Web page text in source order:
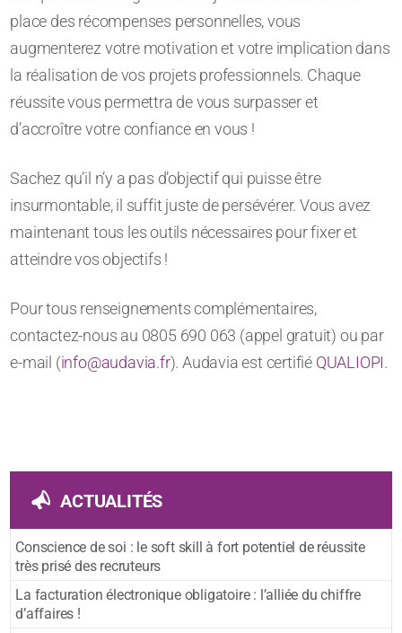
place des récompenses personnelles, vous
augmenterez votre motivation et votre implication dans
la réalisation de vos projets professionnels. Chaque
réussite vous permettra de vous surpasser et
d’accroître votre confiance en vous !
Sachez qu’il n’y a pas d’objectif qui puisse être
insurmontable, il suffit juste de persévérer. Vous avez
maintenant tous les outils nécessaires pour fixer et
atteindre vos objectifs !
Pour tous renseignements complémentaires,
contactez-nous au 0805 690 063 (appel gratuit) ou par
e-mail (info@audavia.fr). Audavia est certifié QUALIOPI.
ACTUALITÉS
Conscience de soi : le soft skill à fort potentiel de réussite
très prisé des recruteurs
La facturation électronique obligatoire : l’alliée du chiffre
d’affaires !